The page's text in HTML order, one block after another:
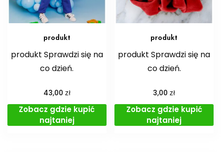
produkt
produkt Sprawdzi się na
co dzień.
43,00 zł
Zobacz gdzie kupić
najtaniej
produkt
produkt Sprawdzi się na
co dzień.
3,00zł
Zobacz gdzie kupić
najtaniej